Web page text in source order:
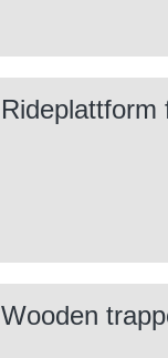
Rideplattform
Wooden